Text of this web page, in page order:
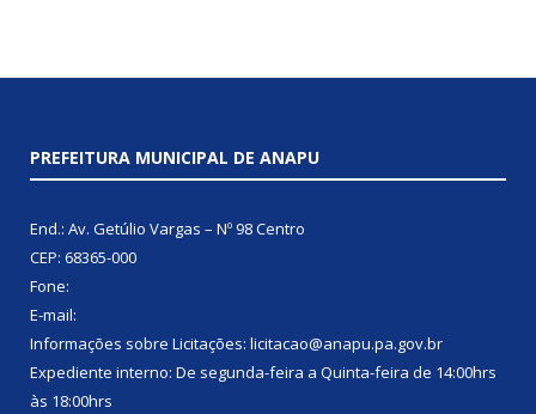
PREFEITURA MUNICIPAL DE ANAPU
End.: Av. Getúlio Vargas – Nº 98 Centro
CEP: 68365-000
Fone:
E-mail:
Informações sobre Licitações: licitacao@anapu.pa.gov.br
Expediente interno: De segunda-feira a Quinta-feira de 14:00hrs
às 18:00hrs